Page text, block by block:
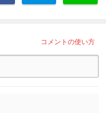
コメントの使い方